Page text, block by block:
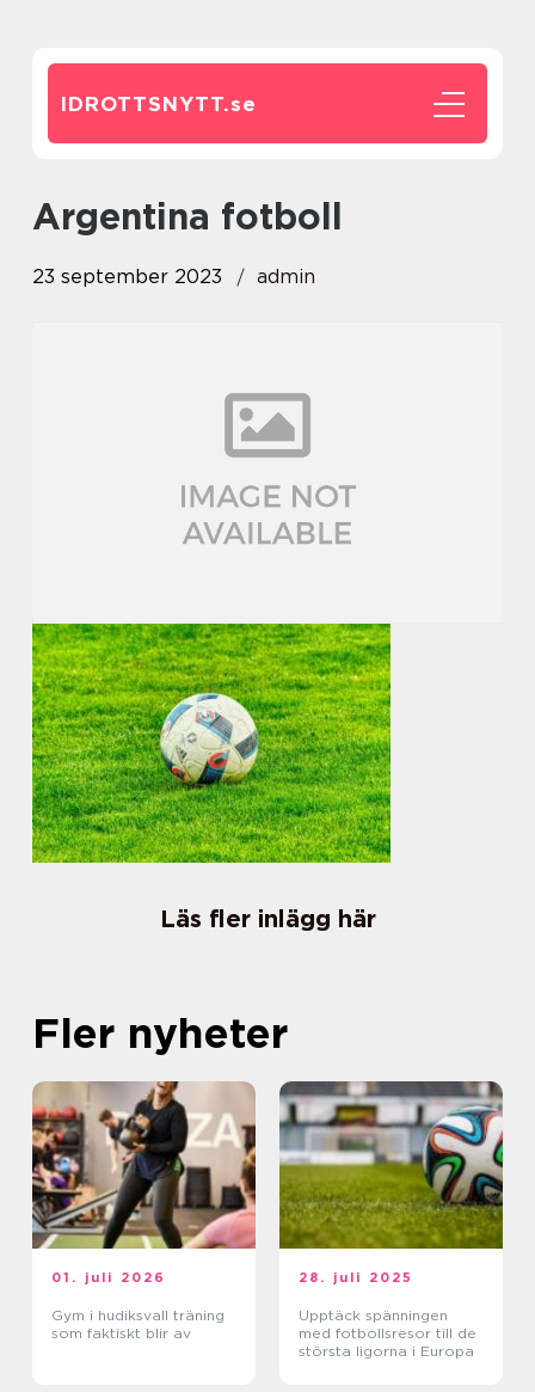
IDROTTSNYTT.se
argentina fotboll
23 september 2023 admin
Läs fler inlägg här
Fler nyheter
01. juli 2026
Gym i hudiksvall träning
som faktiskt blir av
28. juli 2025
Upptäck spänningen
med fotbollsresor till de
största ligorna i Europa